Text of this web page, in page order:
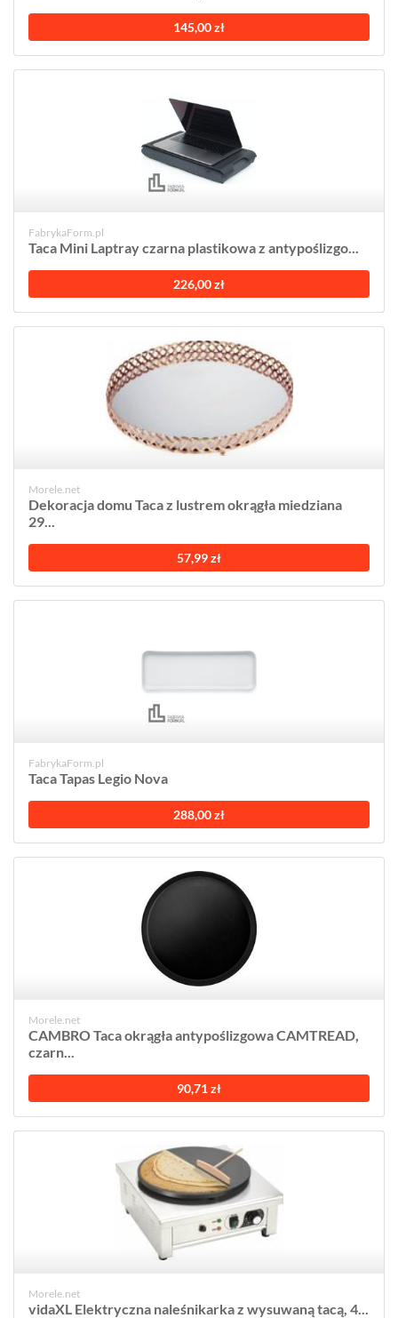
145,00 zł
FabrykaForm.pl
Taca Mini Laptray czarna plastikowa z antypoślizgo...
226,00 zł
Morele.net
Dekoracja domu Taca z lustrem okrągła miedziana
29...
57,99 zł
FabrykaForm.pl
Taca Tapas Legio Nova
288,00 zł
Morele.net
CAMBRO Taca okrągła antypoślizgowa CAMTREAD,
czarn...
90,71 zł
Morele.net
vidaXL Elektryczna naleśnikarka z wysuwaną tacą, 4...